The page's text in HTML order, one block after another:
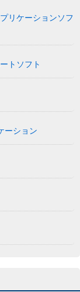
リケーションソフ
トソフト
ーション